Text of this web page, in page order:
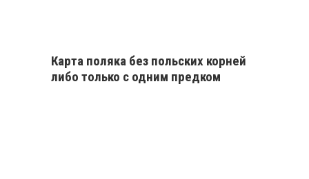
Карта поляка без польских корней
либо только с одним предком